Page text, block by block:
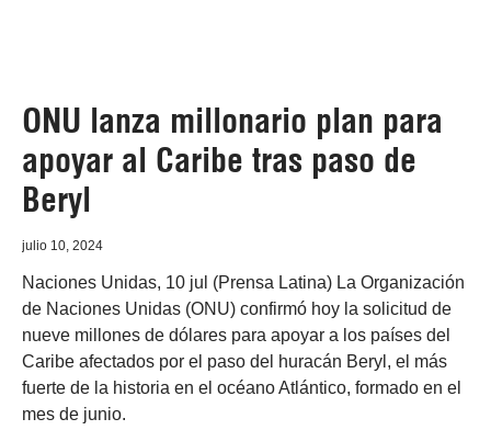
ONU lanza millonario plan para
apoyar al Caribe tras paso de
Beryl
julio 10, 2024
Naciones Unidas, 10 jul (Prensa Latina) La Organización
de Naciones Unidas (ONU) confirmó hoy la solicitud de
nueve millones de dólares para apoyar a los países del
Caribe afectados por el paso del huracán Beryl, el más
fuerte de la historia en el océano Atlántico, formado en el
mes de junio.